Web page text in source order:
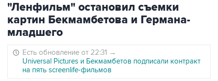
"Ленфильм" остановил съемки
картин Бекмамбетова и Германа-
младшего
Есть обновление от 22:31 →
Universal Pictures и Бекмамбетов подписали контракт
на пять screenlife-фильмов